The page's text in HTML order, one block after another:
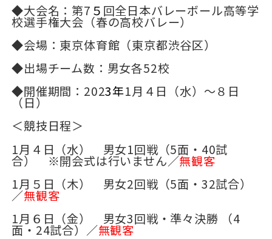
◆大会名：第7 ５ 回全日本バレーボール高等学
校選手権大会（春の高校バレー）
◆会場：東京体育館（東京都渋谷区）
◆出場チーム数：男女各52校
◆開催期間：2023年1月４日（水）～８日
（日）
＜競技日程＞
1月４日（水） 男女1回戦（5面・40試
合） ※開会式は行いません／無観客
1月５日（木） 男女2回戦（5面・32試合）
／無観客
1月６日（金） 男女3回戦・準々決勝 （4
面・24試合）／無観客